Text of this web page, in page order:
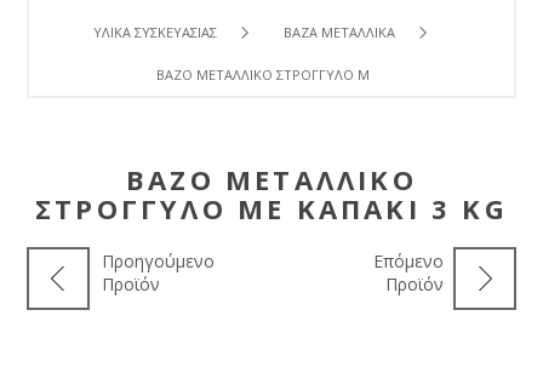
ΥΛΙΚΆ ΣΥΣΚΕΥΑΣΊΑΣ ΒΆΖΑ ΜΕΤΑΛΛΙΚΆ
ΒΆΖΟ ΜΕΤΑΛΛΙΚΌ ΣΤΡΟΓΓΥΛΌ ΜΕ ΚΑΠΆΚΙ 3 KG
ΒΆΖΟ ΜΕΤΑΛΛΙΚΌ
ΣΤΡΟΓΓΥΛΌ ΜΕ ΚΑΠΆΚΙ 3 KG
Προηγούμενο
Προϊόν
Επόμενο
Προϊόν